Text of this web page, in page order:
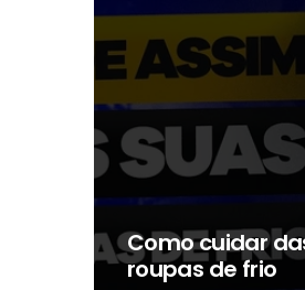
Como cuidar
roupas de frio